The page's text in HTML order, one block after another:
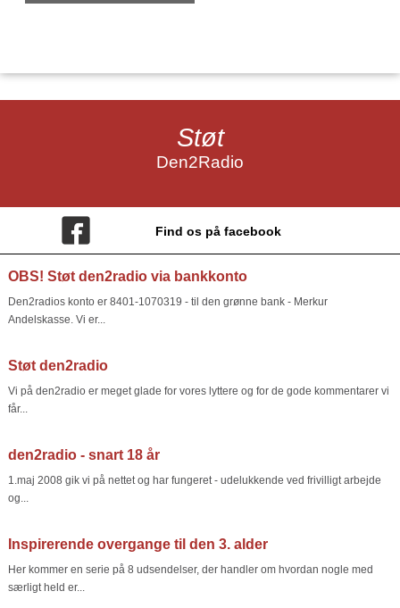
Støt
Den2Radio
Find os på facebook
OBS! Støt den2radio via bankkonto
Den2radios konto er 8401-1070319 - til den grønne bank - Merkur
Andelskasse. Vi er...
Støt den2radio
Vi på den2radio er meget glade for vores lyttere og for de gode kommentarer vi
får...
den2radio - snart 18 år
1.maj 2008 gik vi på nettet og har fungeret - udelukkende ved frivilligt arbejde
og...
Inspirerende overgange til den 3. alder
Her kommer en serie på 8 udsendelser, der handler om hvordan nogle med
særligt held er...